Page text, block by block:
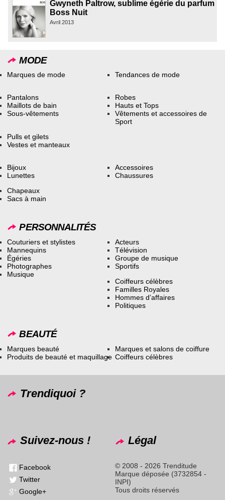
Gwyneth Paltrow, sublime égérie du parfum
Boss Nuit
Avril 2013
MODE
Marques de mode Tendances de mode
Pantalons
Maillots de bain
Sous-vêtements
Robes
Hauts et Tops
Vêtements et accessoires de
Sport
Pulls et gilets
Vestes et manteaux
Bijoux
Lunettes
Accessoires
Chaussures
Chapeaux
Sacs à main
PERSONNALITÉS
Couturiers et stylistes
Mannequins
Égéries
Photographes
Musique
Acteurs
Télévision
Groupe de musique
Sportifs
Coiffeurs célèbres
Familles Royales
Hommes d’affaires
Politiques
BEAUTÉ
Marques beauté
Produits de beauté et maquillage
Marques et salons de coiffure
Coiffeurs célèbres
Trendiquoi ?
Suivez-nous !
Facebook
Twitter
Google+
Légal
© 2008 - 2026 Trenditude
Marque déposée (3732854 -
INPI)
Tous droits réservés